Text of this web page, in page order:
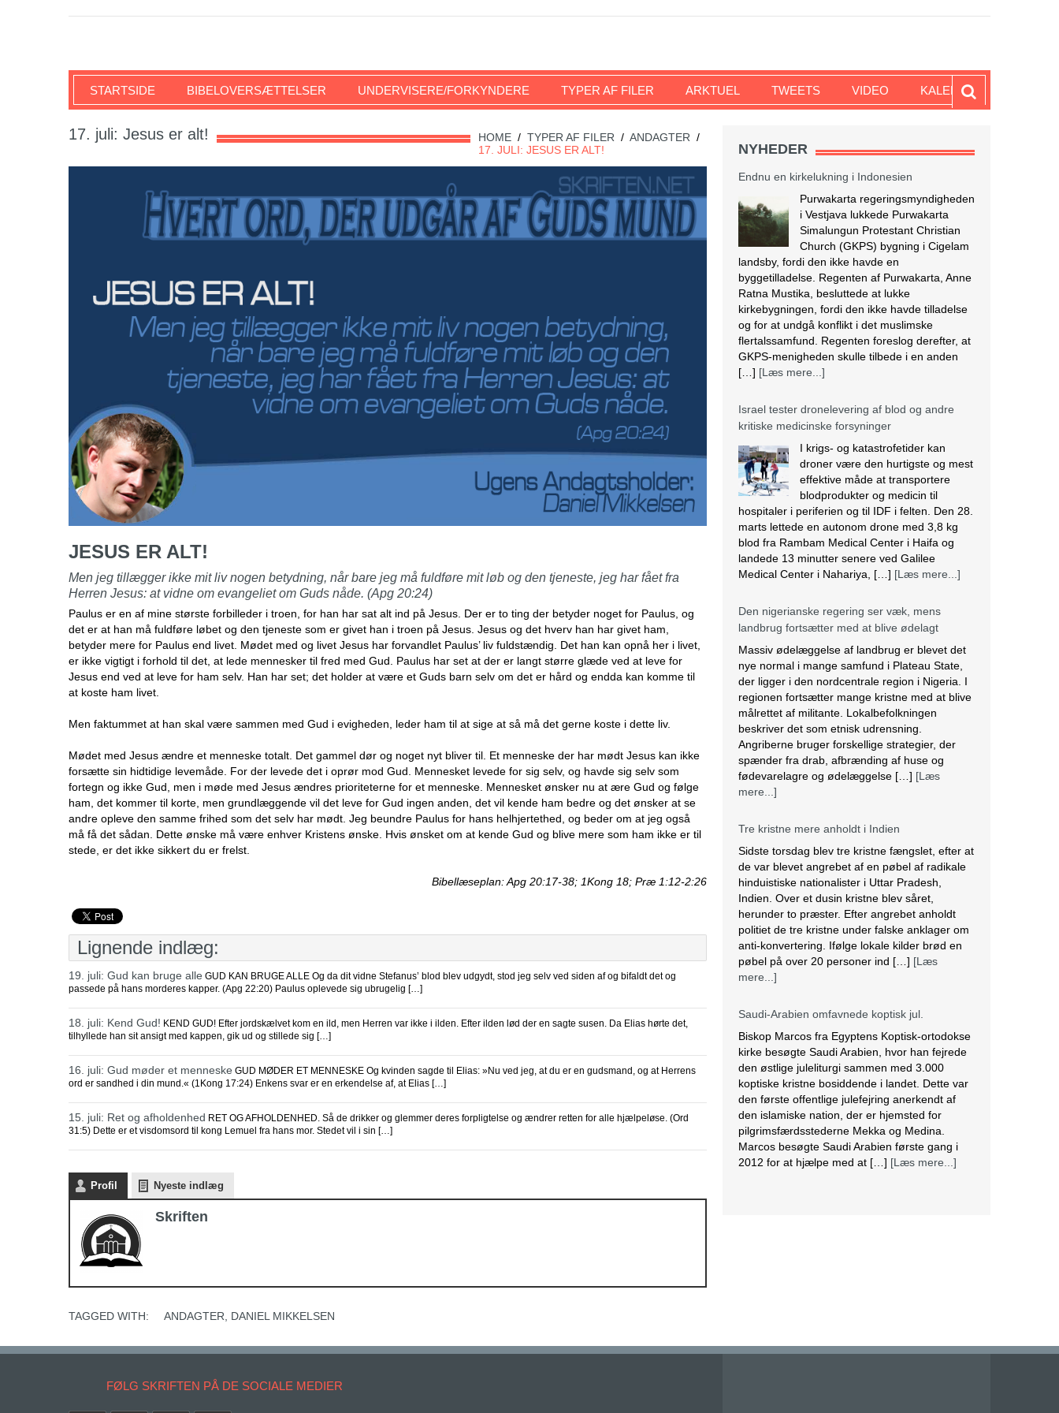
SKRIFTEN
STARTSIDE BIBELOVERSÆTTELSER UNDERVISERE/FORKYNDERE TYPER AF FILER ARKTUEL TWEETS VIDEO KALENDER
HOME / TYPER AF FILER / ANDAGTER /
17. JULI: JESUS ER ALT!
17. juli: Jesus er alt!
JESUS ER ALT!
Men jeg tillægger ikke mit liv nogen betydning, når bare jeg må fuldføre mit løb og den tjeneste, jeg har fået fra
Herren Jesus: at vidne om evangeliet om Guds nåde. (Apg 20:24)
Paulus er en af mine største forbilleder i troen, for han har sat alt ind på Jesus. Der er to ting der betyder noget for Paulus, og
det er at han må fuldføre løbet og den tjeneste som er givet han i troen på Jesus. Jesus og det hverv han har givet ham,
betyder mere for Paulus end livet. Mødet med og livet Jesus har forvandlet Paulus’ liv fuldstændig. Det han kan opnå her i livet,
er ikke vigtigt i forhold til det, at lede mennesker til fred med Gud. Paulus har set at der er langt større glæde ved at leve for
Jesus end ved at leve for ham selv. Han har set; det holder at være et Guds barn selv om det er hård og endda kan komme til
at koste ham livet.
Men faktummet at han skal være sammen med Gud i evigheden, leder ham til at sige at så må det gerne koste i dette liv.
Mødet med Jesus ændre et menneske totalt. Det gammel dør og noget nyt bliver til. Et menneske der har mødt Jesus kan ikke
forsætte sin hidtidige levemåde. For der levede det i oprør mod Gud. Mennesket levede for sig selv, og havde sig selv som
fortegn og ikke Gud, men i møde med Jesus ændres prioriteterne for et menneske. Mennesket ønsker nu at ære Gud og følge
ham, det kommer til korte, men grundlæggende vil det leve for Gud ingen anden, det vil kende ham bedre og det ønsker at se
andre opleve den samme frihed som det selv har mødt. Jeg beundre Paulus for hans helhjertethed, og beder om at jeg også
må få det sådan. Dette ønske må være enhver Kristens ønske. Hvis ønsket om at kende Gud og blive mere som ham ikke er til
stede, er det ikke sikkert du er frelst.
Bibellæseplan: Apg 20:17-38; 1Kong 18; Præ 1:12-2:26
Lignende indlæg:
19. juli: Gud kan bruge alle GUD KAN BRUGE ALLE Og da dit vidne Stefanus’ blod blev udgydt, stod jeg selv ved siden af og bifaldt det og
passede på hans morderes kapper. (Apg 22:20) Paulus oplevede sig ubrugelig […]
18. juli: Kend Gud! KEND GUD! Efter jordskælvet kom en ild, men Herren var ikke i ilden. Efter ilden lød der en sagte susen. Da Elias hørte det,
tilhyllede han sit ansigt med kappen, gik ud og stillede sig […]
16. juli: Gud møder et menneske GUD MØDER ET MENNESKE Og kvinden sagde til Elias: »Nu ved jeg, at du er en gudsmand, og at Herrens
ord er sandhed i din mund.« (1Kong 17:24) Enkens svar er en erkendelse af, at Elias […]
15. juli: Ret og afholdenhed RET OG AFHOLDENHED. Så de drikker og glemmer deres forpligtelse og ændrer retten for alle hjælpeløse. (Ord
31:5) Dette er et visdomsord til kong Lemuel fra hans mor. Stedet vil i sin […]
Profil Nyeste indlæg
Skriften
TAGGED WITH: ANDAGTER DANIEL MIKKELSEN
NYHEDER
Endnu en kirkelukning i Indonesien
Purwakarta regeringsmyndigheden
i Vestjava lukkede Purwakarta
Simalungun Protestant Christian
Church (GKPS) bygning i Cigelam
landsby, fordi den ikke havde en
byggetilladelse. Regenten af Purwakarta, Anne
Ratna Mustika, besluttede at lukke
kirkebygningen, fordi den ikke havde tilladelse
og for at undgå konflikt i det muslimske
flertalssamfund. Regenten foreslog derefter, at
GKPS-menigheden skulle tilbede i en anden
[…] [Læs mere...]
Israel tester dronelevering af blod og andre
kritiske medicinske forsyninger
I krigs- og katastrofetider kan
droner være den hurtigste og mest
effektive måde at transportere
blodprodukter og medicin til
hospitaler i periferien og til IDF i felten. Den 28.
marts lettede en autonom drone med 3,8 kg
blod fra Rambam Medical Center i Haifa og
landede 13 minutter senere ved Galilee
Medical Center i Nahariya, […] [Læs mere...]
Den nigerianske regering ser væk, mens
landbrug fortsætter med at blive ødelagt
Massiv ødelæggelse af landbrug er blevet det
nye normal i mange samfund i Plateau State,
der ligger i den nordcentrale region i Nigeria. I
regionen fortsætter mange kristne med at blive
målrettet af militante. Lokalbefolkningen
beskriver det som etnisk udrensning.
Angriberne bruger forskellige strategier, der
spænder fra drab, afbrænding af huse og
fødevarelagre og ødelæggelse […] [Læs
mere...]
Tre kristne mere anholdt i Indien
Sidste torsdag blev tre kristne fængslet, efter at
de var blevet angrebet af en pøbel af radikale
hinduistiske nationalister i Uttar Pradesh,
Indien. Over et dusin kristne blev såret,
herunder to præster. Efter angrebet anholdt
politiet de tre kristne under falske anklager om
anti-konvertering. Ifølge lokale kilder brød en
pøbel på over 20 personer ind […] [Læs
mere...]
Saudi-Arabien omfavnede koptisk jul.
Biskop Marcos fra Egyptens Koptisk-ortodokse
kirke besøgte Saudi Arabien, hvor han fejrede
den østlige juleliturgi sammen med 3.000
koptiske kristne bosiddende i landet. Dette var
den første offentlige julefejring anerkendt af
den islamiske nation, der er hjemsted for
pilgrimsfærdsstederne Mekka og Medina.
Marcos besøgte Saudi Arabien første gang i
2012 for at hjælpe med at […] [Læs mere...]
vist på nationalt […][Læs mere...]
FØLG SKRIFTEN PÅ DE SOCIALE MEDIER